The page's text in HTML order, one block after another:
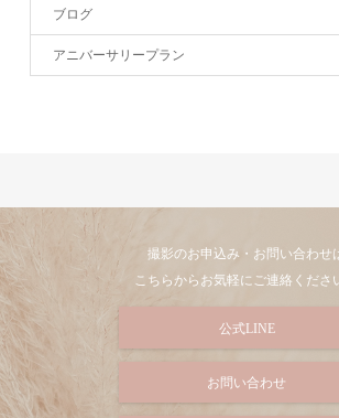
ブログ
アニバーサリープラン
撮影のお申込み・お問い合わせ
こちらからお気軽にご連絡くださ
公式LINE
お問い合わせ